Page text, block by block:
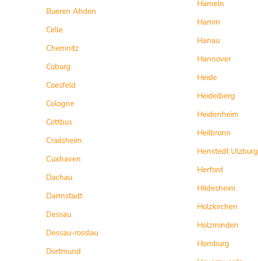
Bueren Ahden
Celle
Chemnitz
Coburg
Coesfeld
Cologne
Cottbus
Crailsheim
Cuxhaven
Dachau
Darmstadt
Dessau
Dessau-rosslau
Dortmund
Hameln
Hamm
Hanau
Hannover
Heide
Heidelberg
Heidenheim
Heilbronn
Henstedt Ulzburg
Herford
Hildesheim
Holzkirchen
Holzminden
Homburg